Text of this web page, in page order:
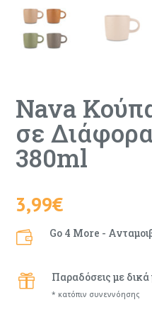
Nava
σε
380ml
3,99€
 Go 4 More -
 Παραδόσεις με
* κατόπιν συνεννόησης